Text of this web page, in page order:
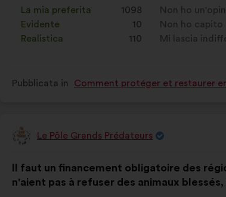
:è
stata
qualificata
La mia preferita 1098
volte
Evidente
: 10
volte
Realistica
: 110
volte
:è
stata
qualificata
Non ho
:volte
Non ho capito
:volte
Mi lascia
:volte
Pubblicata in Comment protéger et restaurer
Proposta
Le Pôle Grands Prédateurs
della
mia
Il faut un financement obligatoire des
n'aient pas à refuser des animaux
ripartiti: